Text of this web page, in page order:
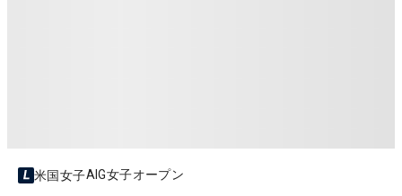
米国女子AIG女子オープン